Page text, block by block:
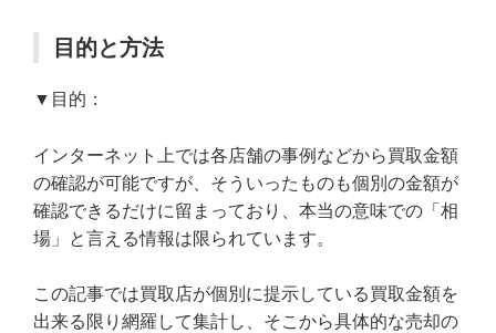
目的と方法
▼目的：
インターネット上では各店舗の事例などから買取金額
の確認が可能ですが、そういったものも個別の金額が
確認できるだけに留まっており、本当の意味での「相
場」と言える情報は限られています。
この記事では買取店が個別に提示している買取金額を
出来る限り網羅して集計し、そこから具体的な売却の